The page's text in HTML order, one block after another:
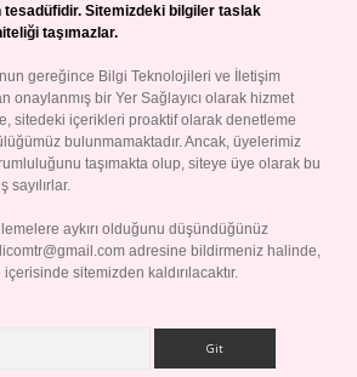
tesadüfidir. Sitemizdeki bilgiler taslak
taşımazlar.
gereğince Bilgi Teknolojileri ve İletişim
onaylanmış bir Yer Sağlayıcı olarak hizmet
sitedeki içerikleri proaktif olarak denetleme
bulunmamaktadır. Ancak, üyelerimiz
taşımakta olup, siteye üye olarak bu
sayılırlar.
aykırı olduğunu düşündüğünüz
adresine bildirmeniz halinde,
sitemizden kaldırılacaktır.